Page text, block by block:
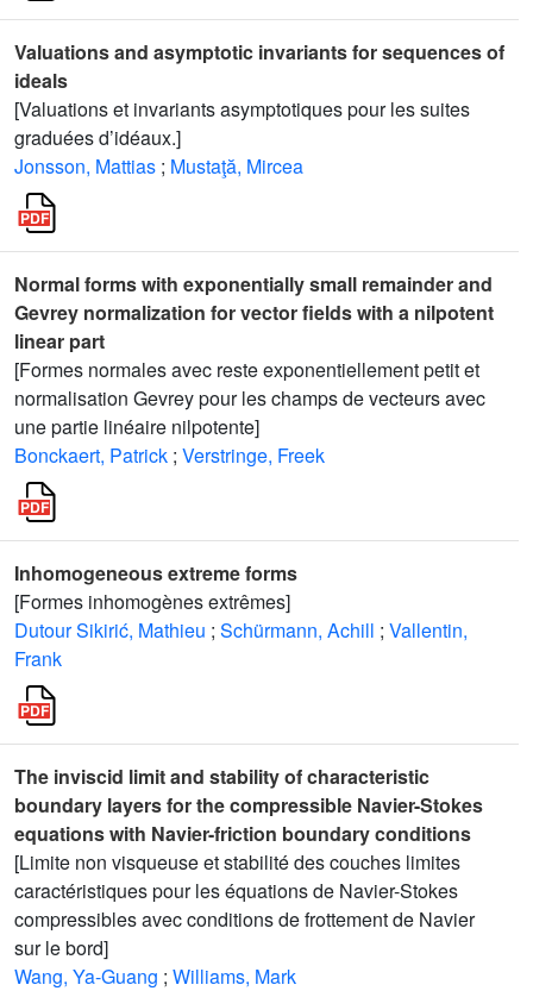
Valuations and asymptotic invariants for sequences of
ideals
[Valuations et invariants asymptotiques pour les suites
graduées d’idéaux.]
Jonsson, Mattias ; Mustaţă, Mircea
Normal forms with exponentially small remainder and
Gevrey normalization for vector fields with a nilpotent
linear part
[Formes normales avec reste exponentiellement petit et
normalisation Gevrey pour les champs de vecteurs avec
une partie linéaire nilpotente]
Bonckaert, Patrick ; Verstringe, Freek
Inhomogeneous extreme forms
[Formes inhomogènes extrêmes]
Dutour Sikirić, Mathieu ; Schürmann, Achill ; Vallentin,
Frank
The inviscid limit and stability of characteristic
boundary layers for the compressible Navier-Stokes
equations with Navier-friction boundary conditions
[Limite non visqueuse et stabilité des couches limites
caractéristiques pour les équations de Navier-Stokes
compressibles avec conditions de frottement de Navier
sur le bord]
Wang, Ya-Guang ; Williams, Mark